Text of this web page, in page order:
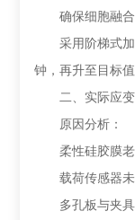
确保细胞融合
采用阶梯式加
钟，再升至目标
二、实际应变
原因分析：
柔性硅胶膜老
载荷传感器未
多孔板与夹具